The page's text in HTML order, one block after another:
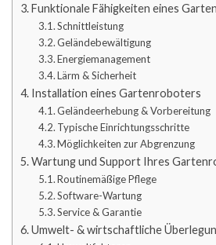
Funktionale Fähigkeiten eines
Schnittleistung
Geländebewältigung
Energiemanagement
Lärm & Sicherheit
Installation eines Gartenroboters
Geländeerhebung & Vorbereitung
Typische Einrichtungsschritte
Möglichkeiten zur Abgrenzung
Wartung und Support Ihres
Routinemäßige Pflege
Software-Wartung
Service & Garantie
Umwelt- & wirtschaftliche